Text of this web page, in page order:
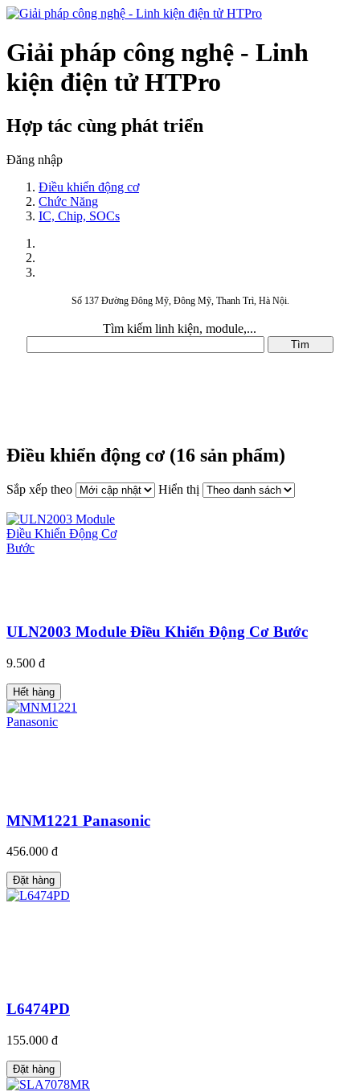
Giải pháp công nghệ - Linh
kiện điện tử HTPro
Hợp tác cùng phát triển
Đăng nhập
Điều khiển động cơ
Chức Năng
IC, Chip, SOCs
Số 137 Đường Đông Mỹ, Đông Mỹ, Thanh Trì, Hà Nội.
Tìm kiếm linh kiện, module,...
Điều khiển động cơ (16 sản phẩm)
Sắp xếp theo Hiển thị
ULN2003 Module Điều Khiển Động Cơ Bước
9.500 đ
Hết hàng
MNM1221 Panasonic
456.000 đ
Đặt hàng
L6474PD
155.000 đ
Đặt hàng